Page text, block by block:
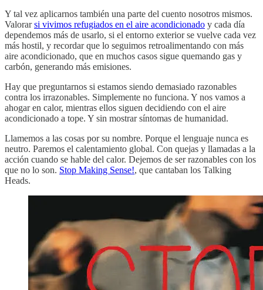
Y tal vez aplicarnos también una parte del cuento nosotros mismos.
Valorarsi vivimos refugiados en el aire acondicionado y cada día
dependemos más de usarlo, si el entorno exterior se vuelve cada vez
más hostil, y recordar que lo seguimos retroalimentando con más
aire acondicionado, que en muchos casos sigue quemando gas y
carbón, generando más emisiones.
Hay que preguntarnos si estamos siendo demasiado razonables
contra los irrazonables. Simplemente no funciona. Y nos vamos a
ahogar en calor, mientras ellos siguen decidiendo con el aire
acondicionado a tope. Y sin mostrar síntomas de humanidad.
Llamemos a las cosas por su nombre. Porque el lenguaje nunca es
neutro. Paremos el calentamiento global. Con quejas y llamadas a la
acción cuando se hable del calor. Dejemos de ser razonables con los
que no lo son. Stop Making Sense!, que cantaban los Talking
Heads.